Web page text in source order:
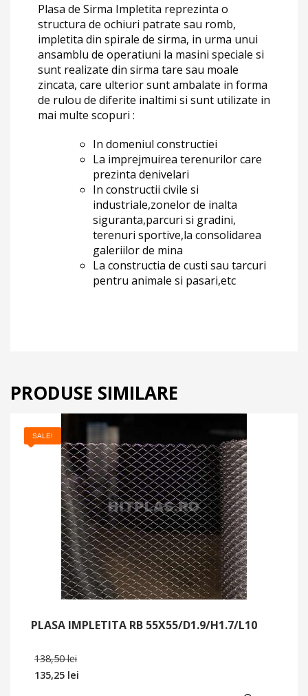
Plasa de Sirma Impletita reprezinta o
structura de ochiuri patrate sau romb,
impletita din spirale de sirma, in urma unui
ansamblu de operatiuni la masini speciale si
sunt realizate din sirma tare sau moale
zincata, care ulterior sunt ambalate in forma
de rulou de diferite inaltimi si sunt utilizate in
mai multe scopuri :
In domeniul constructiei
La imprejmuirea terenurilor care
prezinta denivelari
In constructii civile si
industriale,zonelor de inalta
siguranta,parcuri si gradini,
terenuri sportive,la consolidarea
galeriilor de mina
La constructia de custi sau tarcuri
pentru animale si pasari,etc
PRODUSE SIMILARE
SALE!
PLASA IMPLETITA RB 55X55/D1.9/H1.7/L10
138,50lei
135,25 lei
Prețul